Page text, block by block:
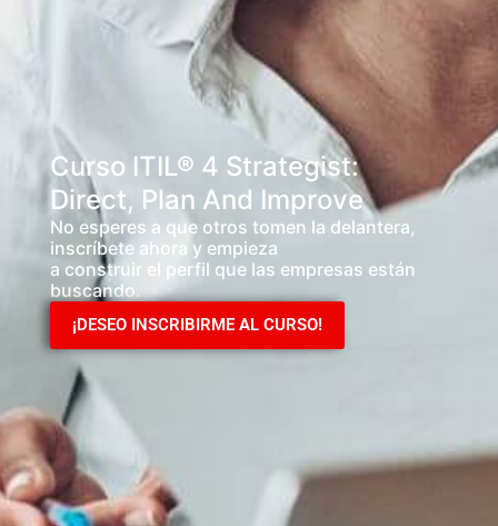
Curso ITIL® 4 Strategist:
Direct, Plan And Improve
No esperes a que otros tomen la delantera,
inscríbete ahora y empieza
a construir el perfil que las empresas están
buscando.
¡DESEO INSCRIBIRME AL CURSO!